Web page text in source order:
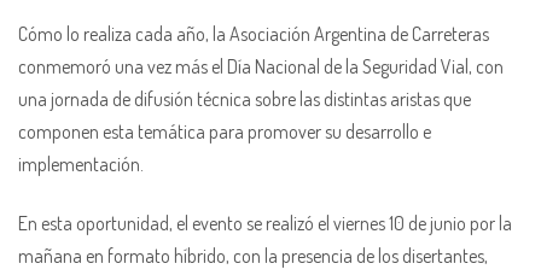
Cómo lo realiza cada año, la Asociación Argentina de Carreteras
conmemoró una vez más el Día Nacional de la Seguridad Vial, con
una jornada de difusión técnica sobre las distintas aristas que
componen esta temática para promover su desarrollo e
implementación.
En esta oportunidad, el evento se realizó el viernes 10 de junio por la
mañana en formato híbrido, con la presencia de los disertantes,